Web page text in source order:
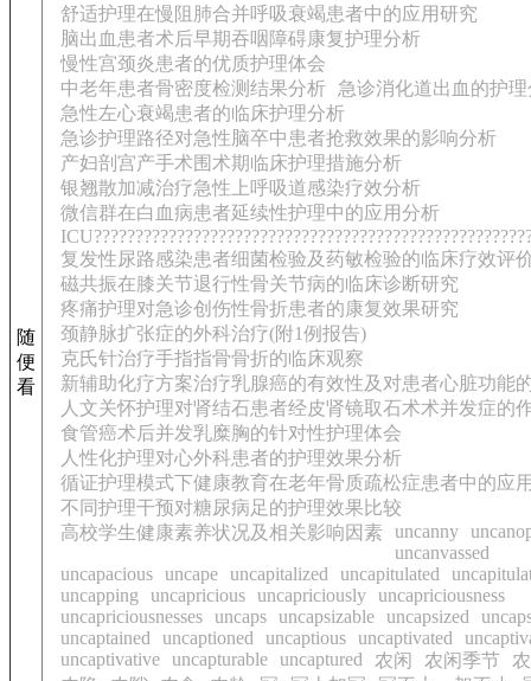
随
便
看
舒适护理在慢阻肺合并呼吸衰竭患者中的应用研究
脑出血患者术后早期吞咽障碍康复护理分析
慢性宫颈炎患者的优质护理体会
中老年患者骨密度检测结果分析
急诊消化道出血的护
急性左心衰竭患者的临床护理分析
急诊护理路径对急性脑卒中患者抢救效果的影响分析
产妇剖宫产手术围术期临床护理措施分析
银翘散加减治疗急性上呼吸道感染疗效分析
微信群在白血病患者延续性护理中的应用分析
复发性尿路感染患者细菌检验及药敏检验的临床疗效评
磁共振在膝关节退行性骨关节病的临床诊断研究
疼痛护理对急诊创伤性骨折患者的康复效果研究
颈静脉扩张症的外科治疗(附1例报告)
克氏针治疗手指指骨骨折的临床观察
新辅助化疗方案治疗乳腺癌的有效性及对患者心脏功能
人文关怀护理对肾结石患者经皮肾镜取石术术并发症的
食管癌术后并发乳糜胸的针对性护理体会
人性化护理对心外科患者的护理效果分析
循证护理模式下健康教育在老年骨质疏松症患者中的应
不同护理干预对糖尿病足的护理效果比较
高校学生健康素养状况及相关影响因素 uncanny
uncanvassed
uncapacious uncape uncapitalized uncapitulated
uncapping
uncapricious uncapriciously uncapriciousness
uncapriciousnesses uncaps uncapsizable uncapsized
uncaptained
uncaptioned uncaptious uncaptivated
uncaptivative uncapturable uncaptured 农闲 农闲季节